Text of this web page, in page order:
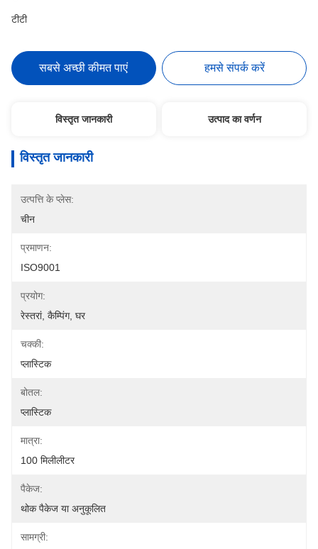
टीटी
सबसे अच्छी कीमत पाएं हमसे संपर्क करें
विस्तृत जानकारी उत्पाद का वर्णन
विस्तृत जानकारी
उत्पत्ति के प्लेस:
चीन
प्रमाणन:
ISO9001
प्रयोग:
रेस्तरां, कैम्पिंग, घर
चक्की:
प्लास्टिक
बोतल:
प्लास्टिक
मात्रा:
100 मिलीलीटर
पैकेज:
थोक पैकेज या अनुकूलित
सामग्री: